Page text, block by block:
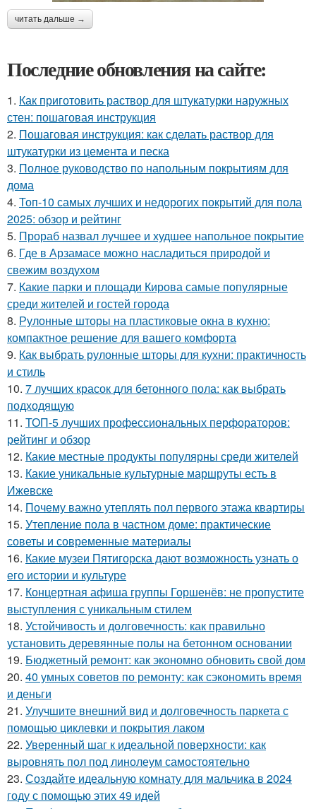
читать дальше →
Последние обновления на сайте:
1. Как приготовить раствор для штукатурки наружных
стен: пошаговая инструкция
2. Пошаговая инструкция: как сделать раствор для
штукатурки из цемента и песка
3. Полное руководство по напольным покрытиям для
дома
4. Топ-10 самых лучших и недорогих покрытий для пола
2025: обзор и рейтинг
5. Прораб назвал лучшее и худшее напольное покрытие
6. Где в Арзамасе можно насладиться природой и
свежим воздухом
7. Какие парки и площади Кирова самые популярные
среди жителей и гостей города
8. Рулонные шторы на пластиковые окна в кухню:
компактное решение для вашего комфорта
9. Как выбрать рулонные шторы для кухни: практичность
и стиль
10. 7 лучших красок для бетонного пола: как выбрать
подходящую
11. ТОП-5 лучших профессиональных перфораторов:
рейтинг и обзор
12. Какие местные продукты популярны среди жителей
13. Какие уникальные культурные маршруты есть в
Ижевске
14. Почему важно утеплять пол первого этажа квартиры
15. Утепление пола в частном доме: практические
советы и современные материалы
16. Какие музеи Пятигорска дают возможность узнать о
его истории и культуре
17. Концертная афиша группы Горшенёв: не пропустите
выступления с уникальным стилем
18. Устойчивость и долговечность: как правильно
установить деревянные полы на бетонном основании
19. Бюджетный ремонт: как экономно обновить свой дом
20. 40 умных советов по ремонту: как сэкономить время
и деньги
21. Улучшите внешний вид и долговечность паркета с
помощью циклевки и покрытия лаком
22. Уверенный шаг к идеальной поверхности: как
выровнять пол под линолеум самостоятельно
23. Создайте идеальную комнату для мальчика в 2024
году с помощью этих 49 идей